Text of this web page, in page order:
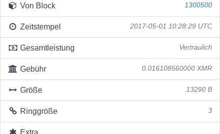
Von Block 1300500
Zeitstempel 2017-05-01 10:28:29 UTC
Gesamtleistung Vertraulich
Gebühr 0.016108560000 XMR
Größe 13290 B
Ringgröße 3
Extra